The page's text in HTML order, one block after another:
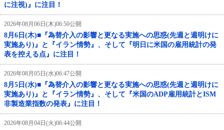
に注視)』に注目！
2026年08月06日(木)06:50公開
8月6日(木)■『為替介入の影響と更なる実施への思惑(先週と週明けに
実施あり)』と『イラン情勢』、そして『明日に米国の雇用統計の発
表を控える点』に注目！
2026年08月05日(水)06:47公開
8月5日(水)■『為替介入の影響と更なる実施への思惑(先週と週明けに
実施あり)』と『イラン情勢』、そして『米国のADP雇用統計とISM
非製造業指数の発表』に注目！
2026年08月04日(火)06:44公開